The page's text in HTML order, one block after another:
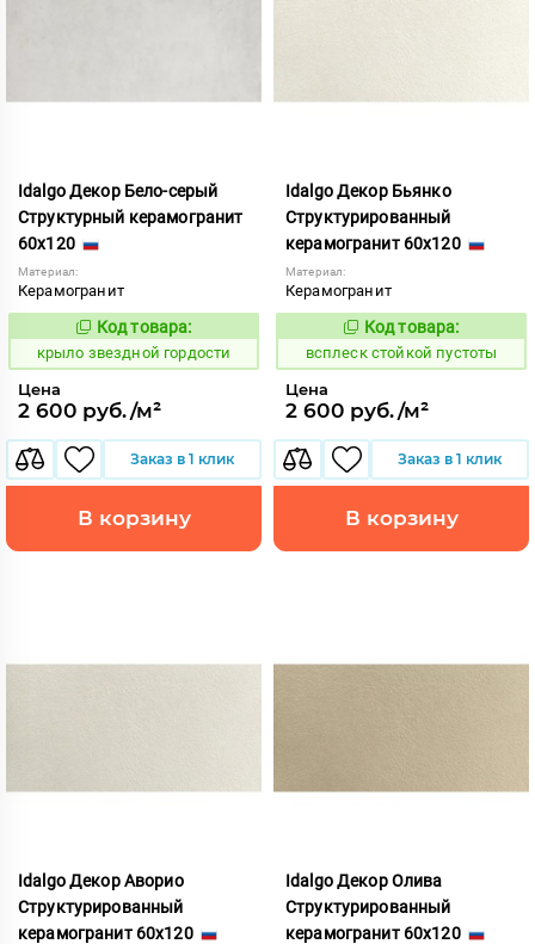
Idalgo Декор Бело-серый
Структурный керамогранит
60x120
Материал:
Керамогранит
831768
Код товара:
крыло звездной гордости
Цена
2 600 руб./м²
Заказ в 1 клик
В корзину
Idalgo Декор Бьянко
Структурированный
керамогранит 60x120
Материал:
Керамогранит
246699
Код товара:
всплеск стойкой пустоты
Цена
2 600 руб./м²
Заказ в 1 клик
В корзину
Idalgo Декор Аворио
Структурированный
керамогранит 60x120
Idalgo Декор Олива
Структурированный
керамогранит 60x120